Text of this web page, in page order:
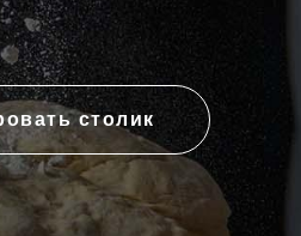
столик